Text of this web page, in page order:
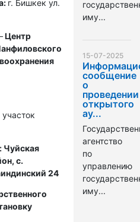
г. Бишкек ул.
Центр
Чуйская
с.
24
иму...
15-07-2025
сообщение
о
проведении
открытого
ау...
агентство
по
управлению
иму...